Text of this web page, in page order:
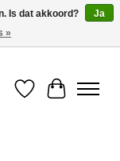
Verlanglijst
Is dat akkoord?
Ja
»